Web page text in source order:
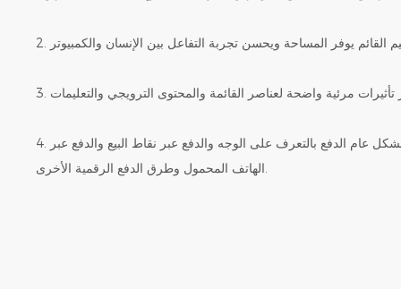
القائم يوفر المساحة ويحسن تجربة التفاعل بين الإنسان والكمبيوتر
4. خيارات دفع متعددة: يدعم بشكل عام الدفع بالتعرف على الوجه والدفع عبر نقاط البيع والدفع عبر
الهاتف المحمول وطرق الدفع الرقمية الأخرى.